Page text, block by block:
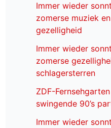
Immer wieder
zomerse muziek
gezelligheid
Immer wieder
zomerse
schlagersterren
ZDF-
swingende 90’s
Immer wieder